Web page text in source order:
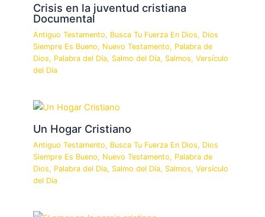
Crisis en la juventud cristiana
Documental
Antiguo Testamento, Busca Tu Fuerza En Dios, Dios
Siempre Es Bueno, Nuevo Testamento, Palabra de
Dios, Palabra del Día, Salmo del Día, Salmos,Versículo
del Día
Un Hogar Cristiano
Antiguo Testamento, Busca Tu Fuerza En Dios, Dios
Siempre Es Bueno, Nuevo Testamento, Palabra de
Dios, Palabra del Día, Salmo del Día, Salmos,Versículo
del Día